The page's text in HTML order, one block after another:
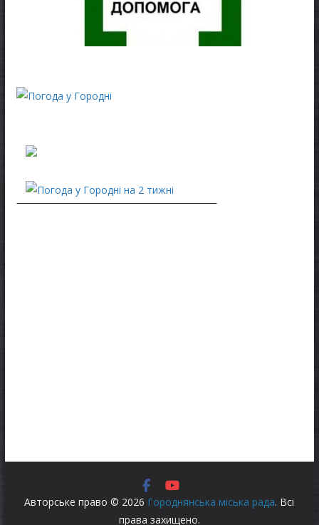
Авторське право © 2026 Городнянська міська рада. Всі
права захищено.